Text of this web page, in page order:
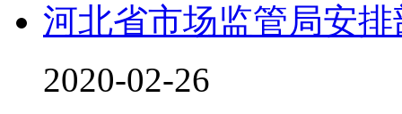
河北省市场监管局安排
2020-02-26